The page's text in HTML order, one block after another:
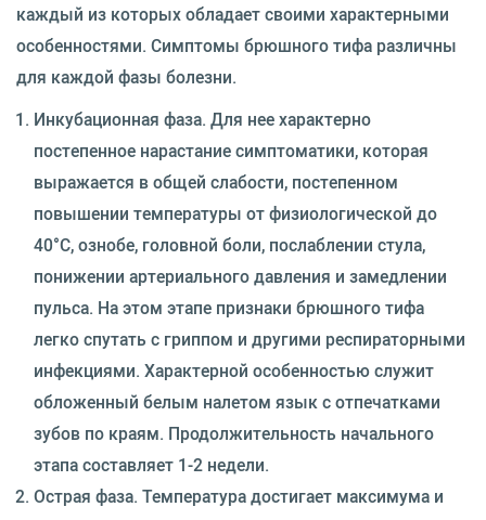
каждый из которых обладает своими характерными
особенностями. Симптомы брюшного тифа различны
для каждой фазы болезни.
Инкубационная фаза. Для нее характерно
постепенное нарастание симптоматики, которая
выражается в общей слабости, постепенном
повышении температуры от физиологической до
40°С, ознобе, головной боли, послаблении стула,
понижении артериального давления и замедлении
пульса. На этом этапе признаки брюшного тифа
легко спутать с гриппом и другими респираторными
инфекциями. Характерной особенностью служит
обложенный белым налетом язык с отпечатками
зубов по краям. Продолжительность начального
этапа составляет 1-2 недели.
Острая фаза. Температура достигает максимума и